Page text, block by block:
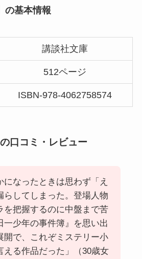
の基本情報
講談社文庫
512ページ
ISBN-978-4062758574
口コミ・レビュー
になったときは思わず「え
してしまった。登場人物
を把握するのに中盤まで苦
一少年の事件簿』を思い出
開で、これぞミステリー小
える作品だった」（30歳女